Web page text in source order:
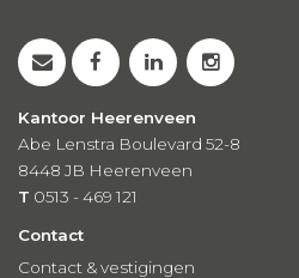
Kantoor Heerenveen
Abe Lenstra Boulevard 52-8
8448 JB Heerenveen
T 0513 - 469 121
Contact
Contact & vestigingen